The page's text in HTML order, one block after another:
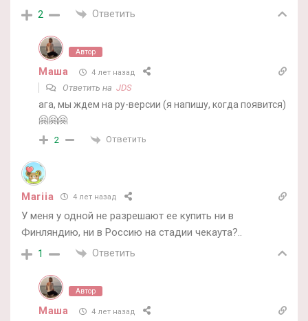
2 Ответить
Автор
Маша 4 лет назад
Ответить на JDS
ага, мы ждем на ру-версии (я напишу, когда появится)
🤗🤗🤗
2 Ответить
Mariia 4 лет назад
У меня у одной не разрешают ее купить ни в
Финляндию, ни в Россию на стадии чекаута?..
1 Ответить
Автор
Маша 4 лет назад